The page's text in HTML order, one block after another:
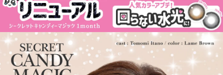
フチ・細フチデザインといった、トレンド感のあるカラコンを生
み出し続けています。